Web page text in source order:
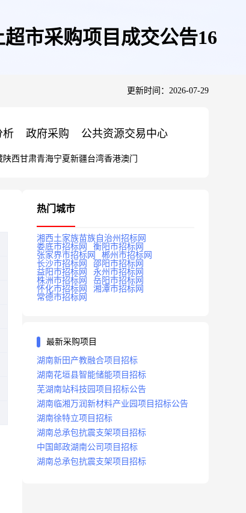
市采购项目成交公告16
更新时间：2026-07-29
析 政府采购 公共资源交易中心
陕西甘肃青海宁夏新疆台湾香港澳门
热门城市
湘西土家族苗族自治州招标网
娄底市招标网
衡阳市招标网
张家界市招标网
郴州市招标网
长沙市招标网
邵阳市招标网
益阳市招标网
永州市招标网
株洲市招标网
岳阳市招标网
怀化市招标网
湘潭市招标网
常德市招标网
最新采购项目
湖南新田产教融合项目招标
湖南花垣县智能储能项目招标
芜湖南站科技园项目招标公告
湖南临湘万润新材料产业园项目招标公告
湖南徐特立项目招标
湖南总承包抗震支架项目招标
中国邮政湖南公司项目招标
湖南总承包抗震支架项目招标